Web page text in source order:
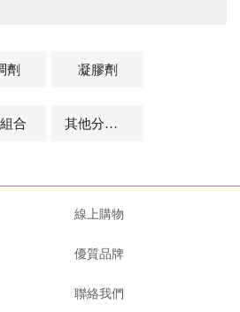
劑 凝膠劑
合 其他分子料理及相關商品
線上購物
優質品牌
聯絡我們